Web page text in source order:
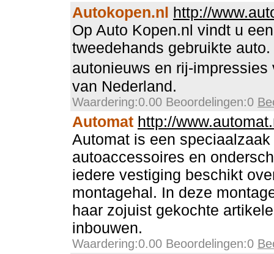
Autokopen.nl http://
Op Auto Kopen.nl vindt u
tweedehands gebruikte
autonieuws en rij-
van Nederland.
Waardering:0.00 Beoordelingen:0
Automat http://
Automat is een
autoaccessoires en
iedere vestiging beschikt
montagehal. In deze
haar zojuist gekochte
inbouwen.
Waardering:0.00 Beoordelingen:0